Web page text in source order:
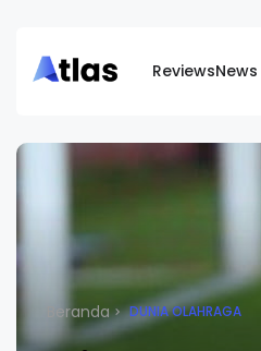
ReviewsNews
Beranda DUNIA OLAHRAGA